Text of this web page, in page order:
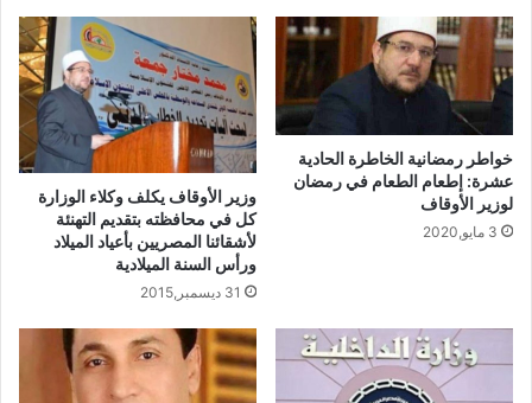
خواطر رمضانية الخاطرة الحادية
عشرة: إطعام الطعام في رمضان
لوزير الأوقاف
3 مايو,2020
وزير الأوقاف يكلف وكلاء الوزارة
كل في محافظته بتقديم التهنئة
لأشقائنا المصريين بأعياد الميلاد
ورأس السنة الميلادية
31 ديسمبر,2015